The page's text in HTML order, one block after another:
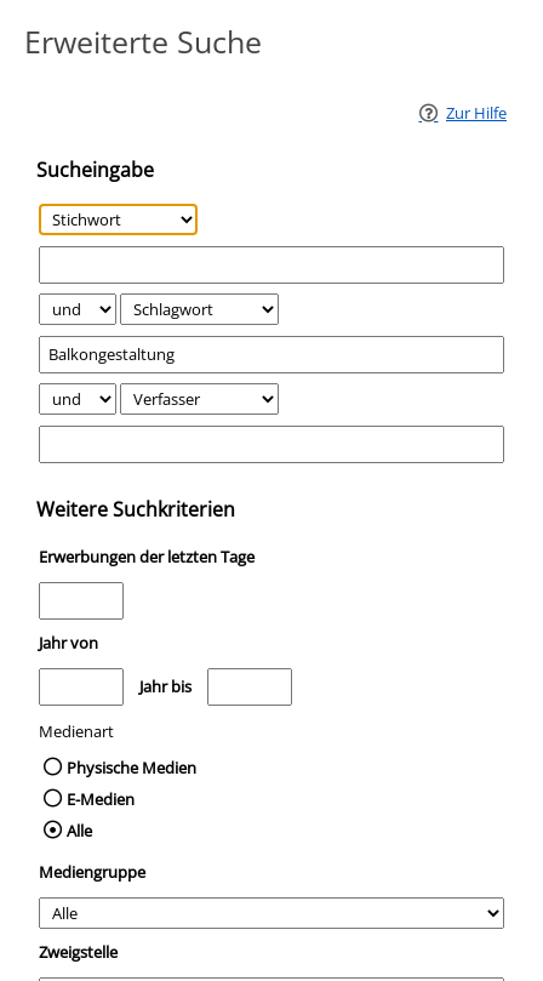
Erweiterte Suche
Zur Hilfe
Sucheingabe
Weitere Suchkriterien
Erwerbungen der letzten Tage
Jahr von
Medien anzeigen, die nach dem Jahr veröffentlicht wurden
Jahr bis
Medienart
Physische Medien
E-Medien
Alle
Mediengruppe
Zweigstelle